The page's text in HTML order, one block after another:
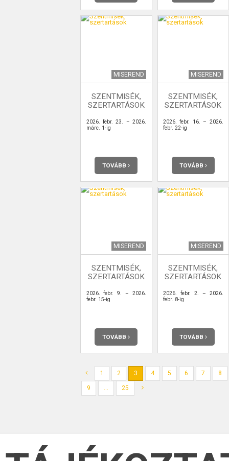
MISEREND
SZENTMISÉK,
SZERTARTÁSOK
2026. febr. 23. – 2026.
márc. 1-ig
TOVÁBB
MISEREND
SZENTMISÉK,
SZERTARTÁSOK
2026. febr. 16. – 2026.
febr. 22-ig
TOVÁBB
MISEREND
SZENTMISÉK,
SZERTARTÁSOK
2026. febr. 9. – 2026.
febr. 15-ig
TOVÁBB
MISEREND
SZENTMISÉK,
SZERTARTÁSOK
2026. febr. 2. – 2026.
febr. 8-ig
TOVÁBB
1 2 3 4 5 6 7 8
9 ... 25